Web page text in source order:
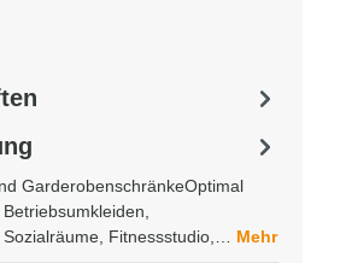
GarderobenschränkeOptimal
Fitnessstudio,… Mehr